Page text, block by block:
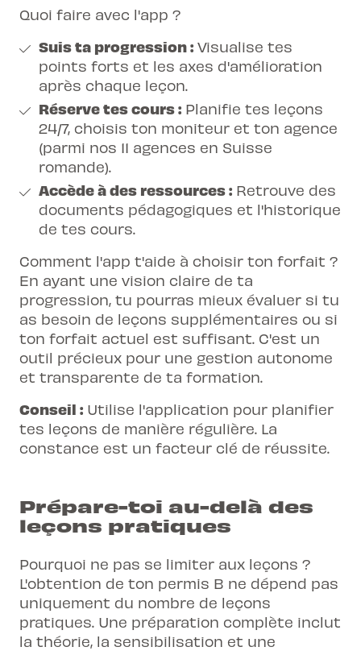
Quoi faire avec l'app ?
Suis ta progression : Visualise tes
points forts et les axes d'amélioration
après chaque leçon.
Réserve tes cours : Planifie tes leçons
24/7, choisis ton moniteur et ton agence
(parmi nos 11 agences en Suisse
romande).
Accède à des ressources : Retrouve des
documents pédagogiques et l'historique
de tes cours.
Comment l'app t'aide à choisir ton forfait ?
En ayant une vision claire de ta
progression, tu pourras mieux évaluer si tu
as besoin de leçons supplémentaires ou si
ton forfait actuel est suffisant. C'est un
outil précieux pour une gestion autonome
et transparente de ta formation.
Conseil : Utilise l'application pour planifier
tes leçons de manière régulière. La
constance est un facteur clé de réussite.
Prépare-toi au-delà des
leçons pratiques
Pourquoi ne pas se limiter aux leçons ?
L'obtention de ton permis B ne dépend pas
uniquement du nombre de leçons
pratiques. Une préparation complète inclut
la théorie, la sensibilisation et une